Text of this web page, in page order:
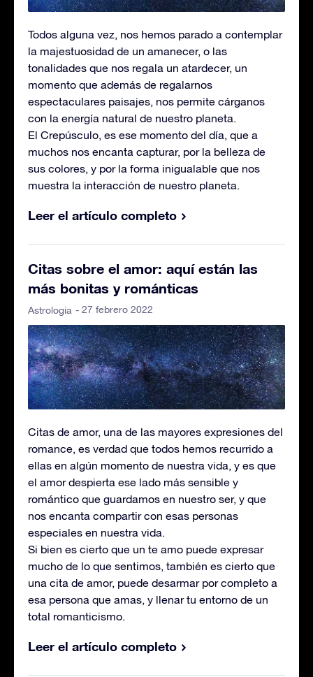
Todos alguna vez, nos hemos parado a contemplar
la majestuosidad de un amanecer, o las
tonalidades que nos regala un atardecer, un
momento que además de regalarnos
espectaculares paisajes, nos permite cárganos
con la energía natural de nuestro planeta.
El Crepúsculo, es ese momento del día, que a
muchos nos encanta capturar, por la belleza de
sus colores, y por la forma inigualable que nos
muestra la interacción de nuestro planeta.
Leer el artículo completo
Citas sobre el amor: aquí están las
más bonitas y románticas
Astrologia - 27 febrero 2022
Citas de amor, una de las mayores expresiones del
romance, es verdad que todos hemos recurrido a
ellas en algún momento de nuestra vida, y es que
el amor despierta ese lado más sensible y
romántico que guardamos en nuestro ser, y que
nos encanta compartir con esas personas
especiales en nuestra vida.
Si bien es cierto que un te amo puede expresar
mucho de lo que sentimos, también es cierto que
una cita de amor, puede desarmar por completo a
esa persona que amas, y llenar tu entorno de un
total romanticismo.
Leer el artículo completo